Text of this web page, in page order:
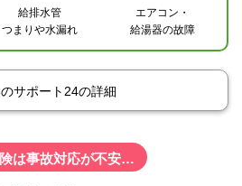
給排水管
つまりや水漏れ
エアコン・
給湯器の故障
サポート24の詳細
は事故対応が不安…